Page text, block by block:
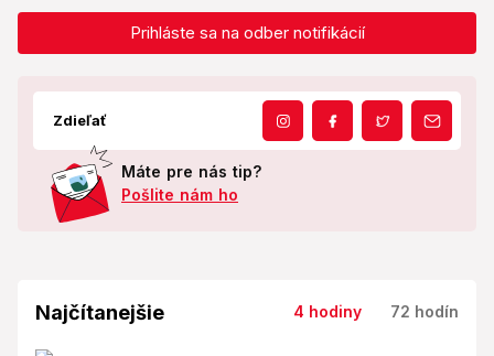
Prihláste sa na odber notifikácií
Zdieľať
Máte pre nás tip?
Pošlite nám ho
Najčítanejšie 4 hodiny 72 hodín